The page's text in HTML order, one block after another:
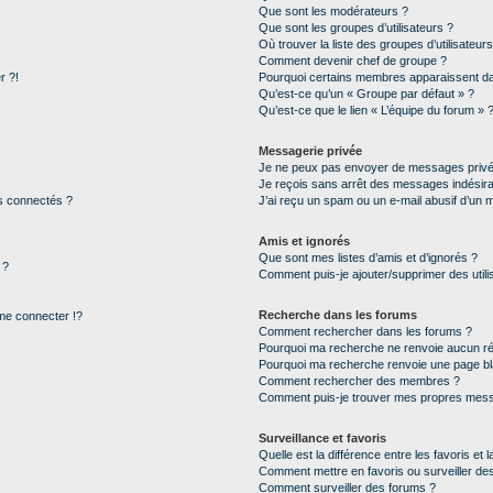
?!
connectés ?
?
connecter !?
Que sont les modérateurs ?
Que sont les groupes d’utilisateurs ?
Où trouver la liste des groupes
Comment devenir chef de groupe ?
Pourquoi certains membres apparaissent
Qu’est-ce qu’un « Groupe par défaut » ?
Qu’est-ce que le lien « L’équipe du forum »
Messagerie privée
Je ne peux pas envoyer de messages
Je reçois sans arrêt des messages
J’ai reçu un spam ou un e-mail abusif d’un
Amis et ignorés
Que sont mes listes d’amis et d’ignorés ?
Comment puis-je ajouter/supprimer des
Recherche dans les forums
Comment rechercher dans les forums ?
Pourquoi ma recherche ne renvoie aucun
Pourquoi ma recherche renvoie une page
Comment rechercher des membres ?
Comment puis-je trouver mes propres
Surveillance et favoris
Quelle est la différence entre les favoris et
Comment mettre en favoris ou surveiller
Comment surveiller des forums ?